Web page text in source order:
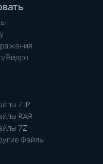
Видео
ZIP
RAR
7Z
Файлы